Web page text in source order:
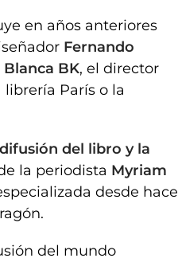
en años anteriores
Fernando
Blanca BK, el director
librería París o la
del libro y la
la periodista Myriam
desde hace
del mundo